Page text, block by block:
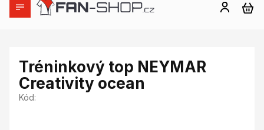
Tréninkový top NEYMAR
Creativity ocean
Kód: